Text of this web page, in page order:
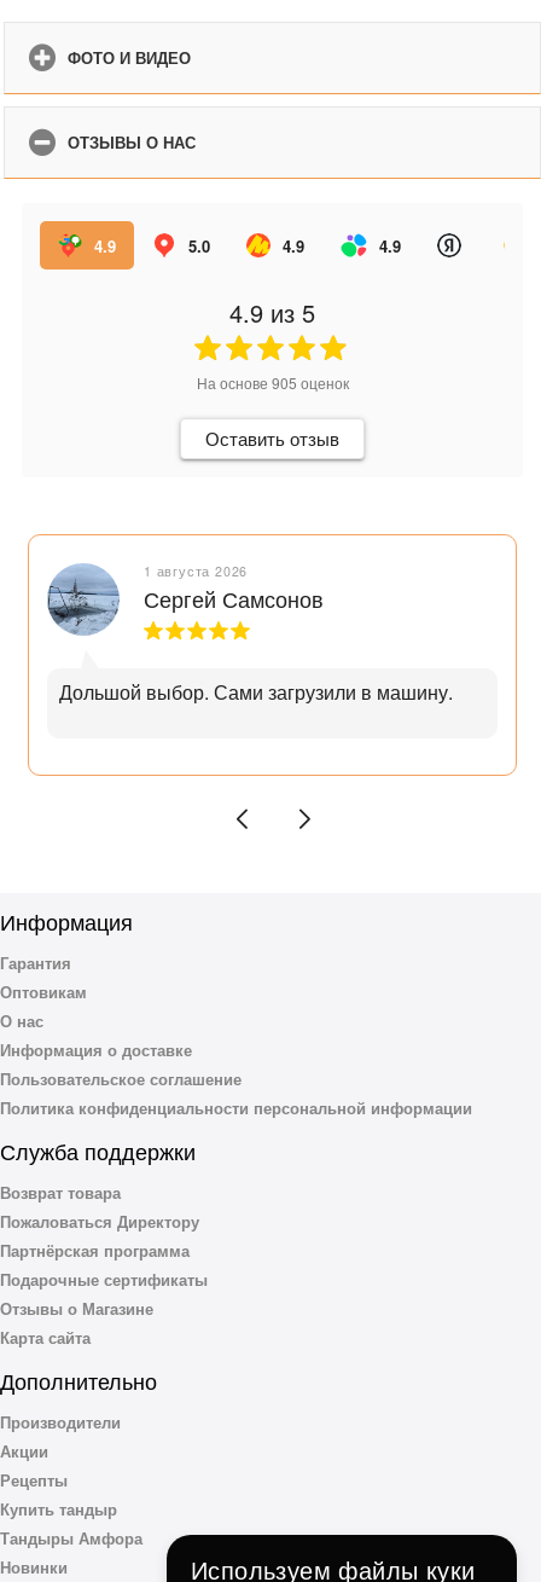
ФОТО И ВИДЕО
ОТЗЫВЫ О НАС
4.9 5.0 4.9 4.9
4.9 из 5
На основе 905 оценок
Оставить отзыв
1 августа 2026
Сергей Самсонов
Дольшой выбор. Сами загрузили в машину.
Информация
Гарантия
Оптовикам
О нас
Информация о доставке
Пользовательское соглашение
Политика конфиденциальности персональной информации
Служба поддержки
Возврат товара
Пожаловаться Директору
Партнёрская программа
Подарочные сертификаты
Отзывы о Магазине
Карта сайта
Дополнительно
Производители
Акции
Рецепты
Купить тандыр
Тандыры Амфора
Новинки
Используем файлы куки